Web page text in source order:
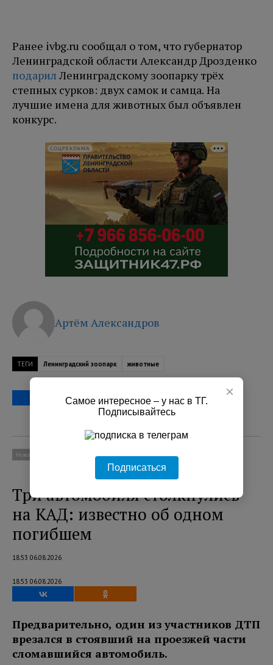
Ранее ivbg.ru сообщал о том, что губернатор
Ленинградской области Александр Дрозденко
подарил Ленинградскому зоопарку трёх
степных сурков: двух самок и самца. На
лучшие имена для животных был объявлен
конкурс.
СОЦРЕКЛАМА
Артём Александров
ТЕГИ Ленинградский зоопарк животные
Новости
Три автомобиля столкнулись
на КАД: известно об одном
погибшем
18:53 06.08.2026
18:53 06.08.2026
Предварительно, один из участников ДТП
врезался в стоявший на проезжей части
сломавшийся автомобиль.
×
Самое интересное – у нас в ТГ.
Подписывайтесь
Подписаться